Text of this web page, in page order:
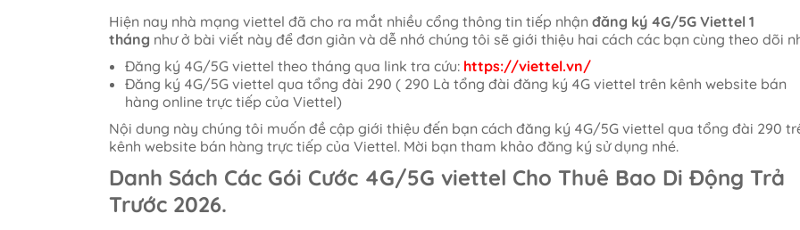
Hiện nay nhà mạng viettel đã cho ra mắt nhiều cổng thông tin tiếp nhận đăng ký 4G/5G Viettel 1
tháng như ở bài viết này để đơn giản và dễ nhớ chúng tôi sẽ giới thiệu hai cách các bạn cùng theo dõi
Đăng ký 4G/5G viettel theo tháng qua link tra cứu: https://viettel.vn/
Đăng ký 4G/5G viettel qua tổng đài 290 ( 290 Là tổng đài đăng ký 4G viettel trên kênh website bán
hàng online trực tiếp của Viettel)
Nội dung này chúng tôi muốn đề cập giới thiệu đến bạn cách đăng ký 4G/5G viettel qua tổng đài 290
kênh website bán hàng trực tiếp của Viettel. Mời bạn tham khảo đăng ký sử dụng nhé.
Danh Sách Các Gói Cước 4G/5G viettel Cho Thuê Bao Di Động Trả
Trước 2026.